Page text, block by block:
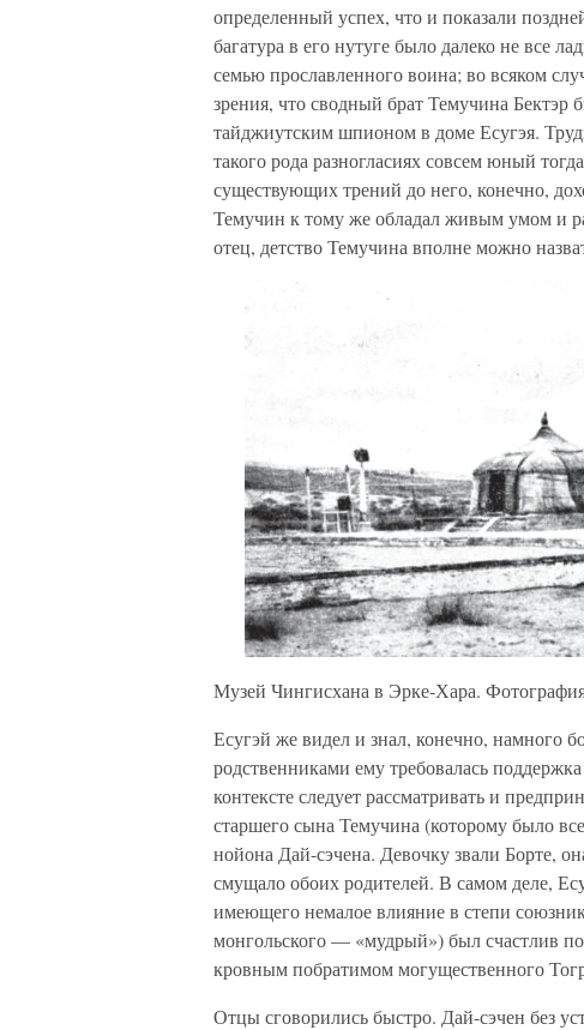
определенный успех, что и показали
багатура в его нутуге было далеко не все
семью прославленного воина; во всяком
зрения, что сводный брат Темучина Бектэр
тайджиутским шпионом в доме Есугэя.
такого рода разногласиях совсем юный
существующих трений до него, конечно,
Темучин к тому же обладал живым умом и
отец, детство Темучина вполне можно
Музей Чингисхана в Эрке-Хара.
Есугэй же видел и знал, конечно, намного
родственниками ему требовалась
контексте следует рассматривать и
старшего сына Темучина (которому было
нойона Дай-сэчена. Девочку звали Борте,
смущало обоих родителей. В самом деле,
имеющего немалое влияние в степи
монгольского — «мудрый») был счастлив
кровным побратимом могущественного
Отцы сговорились быстро. Дай-сэчен без